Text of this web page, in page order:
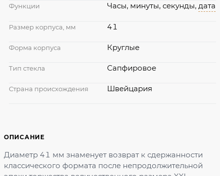
ОПИСАНИЕ
Диаметр 41 мм знаменует возврат к сдержанности
классического формата после непродолжительной
Функции Часы, минуты, секунды, дата
Размер корпуса, мм 41
Форма корпуса Круглые
Тип стекла Сапфировое
Страна происхождения Швейцария